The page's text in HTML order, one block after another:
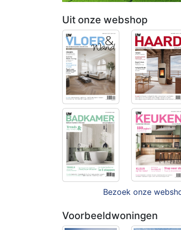
Uit onze webshop
Bezoek onze
Voorbeeldwoningen